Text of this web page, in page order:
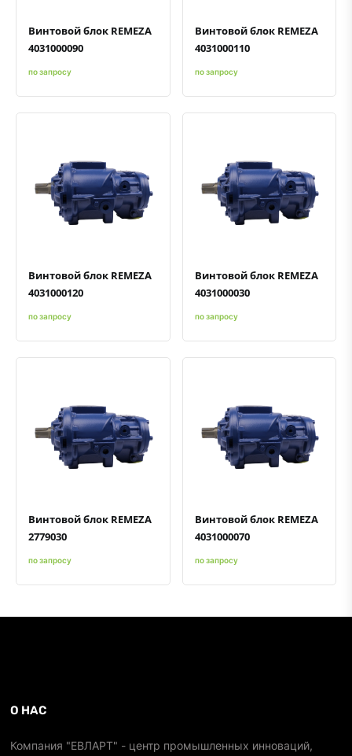
Винтовой блок REMEZA
4031000090
по запросу
Винтовой блок REMEZA
4031000110
по запросу
Быстрый просмотрДобавить к сравнению
Добавить в избранное
Винтовой блок REMEZA
4031000120
по запросу
Быстрый просмотрДобавить к сравнению
Добавить в избранное
Винтовой блок REMEZA
4031000030
по запросу
Быстрый просмотрДобавить к сравнению
Добавить в избранное
Винтовой блок REMEZA
2779030
по запросу
Быстрый просмотрДобавить к сравнению
Добавить в избранное
Винтовой блок REMEZA
4031000070
по запросу
О НАС
Компания "ЕВЛАРТ" - центр промышленных инноваций,